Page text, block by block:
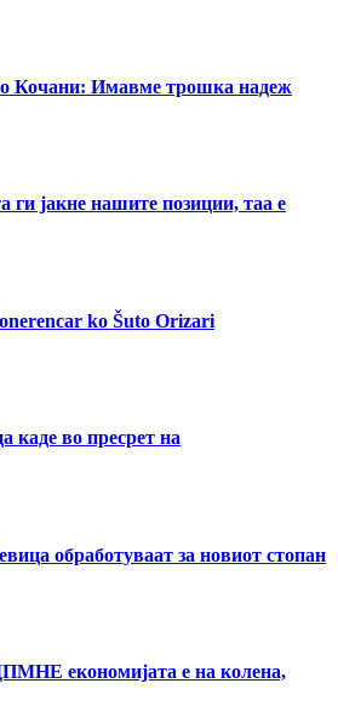
Кочани: Имавме трошка надеж
ги јакне нашите позиции, таа е
ko Šuto Orizari
каде во пресрет на
обработуваат за новиот стопан
економијата е на колена,